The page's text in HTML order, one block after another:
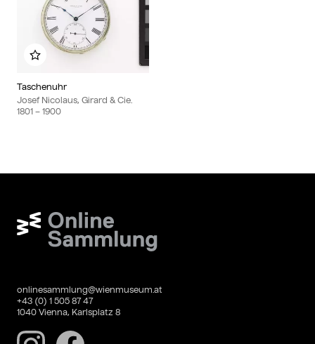
Taschenuhr
Josef Nicolaus, Girard & Cie.
1801 – 1900
Add to my album
Wien Museum Online Sammlung
onlinesammlung@wienmuseum.at
+43 (0) 1 505 87 47
1040 Vienna, Karlsplatz 8
InstagramFacebook